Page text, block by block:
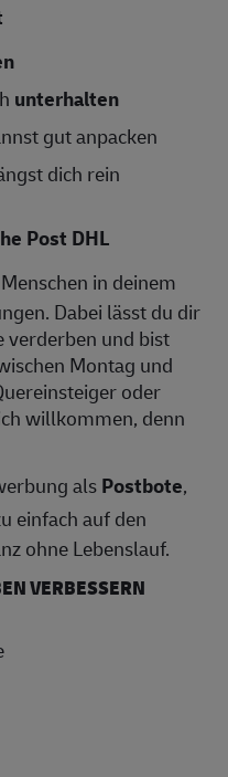
unterhalten
gut anpacken
dich rein
Post DHL
in deinem
Dabei lässt du dir
verderben und bist
Montag und
oder
willkommen, denn
alsPostbote,
einfach auf den
ohne Lebenslauf.
VERBESSERN